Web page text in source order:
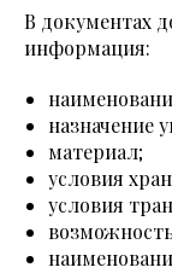
В документах
информация:
назначение
материал;
условия
условия